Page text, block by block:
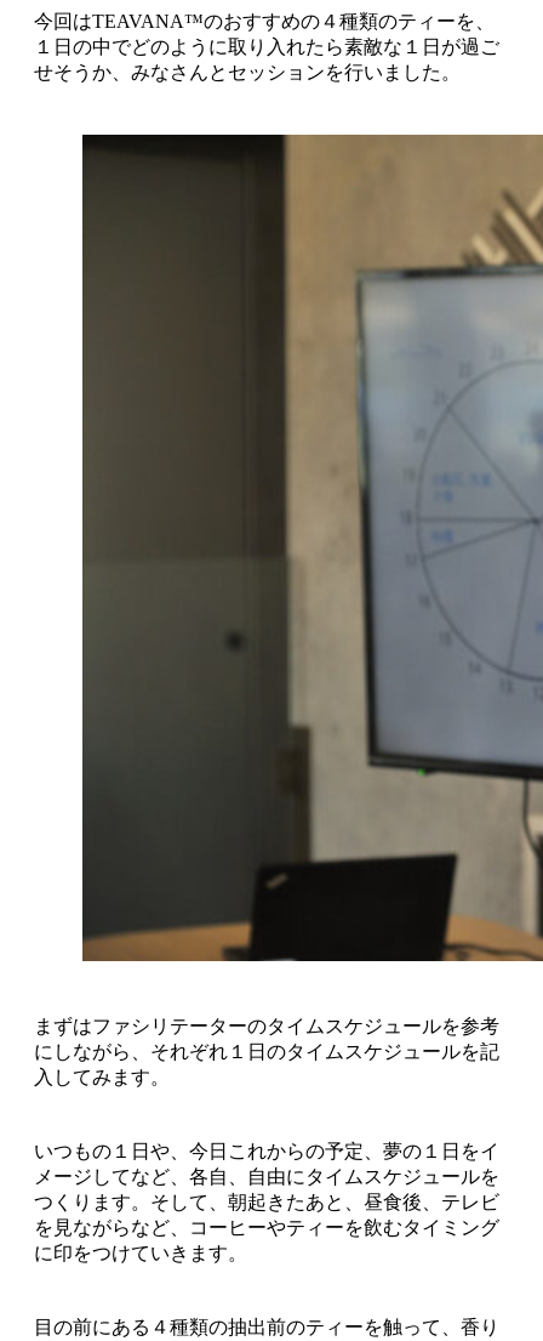
今回はTEAVANA™のおすすめの４種類のティーを、
１日の中でどのように取り入れたら素敵な１日が過ご
せそうか、みなさんとセッションを行いました。
まずはファシリテーターのタイムスケジュールを参考
にしながら、それぞれ１日のタイムスケジュールを記
入してみます。
いつもの１日や、今日これからの予定、夢の１日をイ
メージしてなど、各自、自由にタイムスケジュールを
つくります。そして、朝起きたあと、昼食後、テレビ
を見ながらなど、コーヒーやティーを飲むタイミング
に印をつけていきます。
目の前にある４種類の抽出前のティーを触って、香り